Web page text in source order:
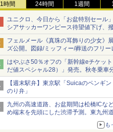
1時間 24時間 1週間
ユニクロ、今日から「お盆特別セール
シアサッカーワンピース待望値下げ、
ショーツは1990円に
フェルメール《真珠の耳飾りの少女》
ズ公開。図録/ミッフィー/葬送のフリー
か、注目ブランドコラボが実現
はやぶさ50％オフの「新幹線eチケット
だ値スペシャル28）」発売。秋冬乗車
ねっと限定
【週末駅弁】東京駅「Suicaのペンギン
のり弁」
九州の高速道路、お盆期間は松橋ICな
め端末を先頭にした渋滞予測。東九州
も